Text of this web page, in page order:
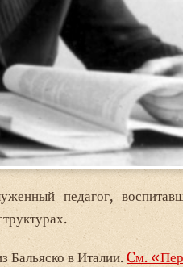
педагог,
в Италии.Cм.